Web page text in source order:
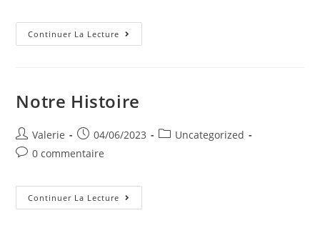
Continuer La Lecture Objectif
Principal
Notre Histoire
Auteur/autrice
de
Valerie
Post
published:
04/06/2023
PostUncategorized
Post0 commentaire
Continuer La Lecture Notre
Histoire